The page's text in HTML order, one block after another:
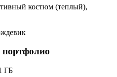
костюм (теплый),
портфолио
ГБ